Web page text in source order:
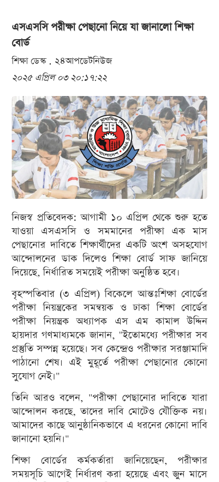
এসএসসি পরীক্ষা পেছানো নিয়ে যা জানালো শিক্ষা
বোর্ড
শিক্ষা ডেস্ক . ২৪আপডেটনিউজ
২০২৫ এপ্রিল ০৩ ২০:১৭:২২
নিজস্ব প্রতিবেদক: আগামী ১০ এপ্রিল থেকে শুরু হতে
যাওয়া এসএসসি ও সমমানের পরীক্ষা এক মাস
পেছানোর দাবিতে শিক্ষার্থীদের একটি অংশ অসহযোগ
আন্দোলনের ডাক দিলেও শিক্ষা বোর্ড সাফ জানিয়ে
দিয়েছে, নির্ধারিত সময়েই পরীক্ষা অনুষ্ঠিত হবে।
বৃহস্পতিবার (৩ এপ্রিল) বিকেলে আন্তঃশিক্ষা বোর্ডের
পরীক্ষা নিয়ন্ত্রকের সমন্বয়ক ও ঢাকা শিক্ষা বোর্ডের
পরীক্ষা নিয়ন্ত্রক অধ্যাপক এস এম কামাল উদ্দিন
হায়দার গণমাধ্যমকে জানান, "ইতোমধ্যে পরীক্ষার সব
প্রস্তুতি সম্পন্ন হয়েছে। সব কেন্দ্রেও পরীক্ষার সরঞ্জামাদি
পাঠানো শেষ। এই মুহূর্তে পরীক্ষা পেছানোর কোনো
সুযোগ নেই।"
তিনি আরও বলেন, "পরীক্ষা পেছানোর দাবিতে যারা
আন্দোলন করছে, তাদের দাবি মোটেও যৌক্তিক নয়।
আমাদের কাছে আনুষ্ঠানিকভাবে এ ধরনের কোনো দাবি
জানানো হয়নি।"
শিক্ষা বোর্ডের কর্মকর্তারা জানিয়েছেন, পরীক্ষার
সময়সূচি আগেই নির্ধারণ করা হয়েছে এবং জুন মাসে